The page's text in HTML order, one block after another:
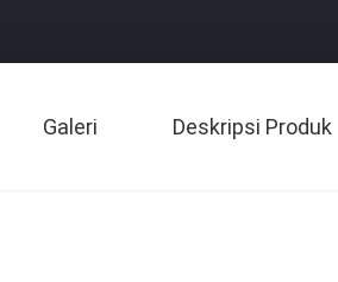
Galeri Deskripsi Produk